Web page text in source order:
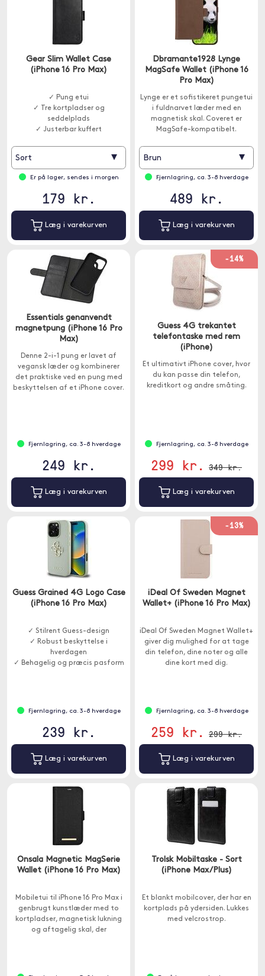
Gear Slim Wallet Case
(iPhone 16 Pro Max)
✓ Pung etui
✓ Tre kortpladser og
seddelplads
✓ Justerbar kuffert
Sort ▾
Er på lager, sendes i morgen
179 kr.
Læg i varekurven
Dbramante1928 Lynge
MagSafe Wallet (iPhone 16
Pro Max)
Lynge er et sofistikeret pungetui
i fuldnarvet læder med en
magnetisk skal. Coveret er
MagSafe-kompatibelt.
Brun ▾
Fjernlagring, ca. 3-8 hverdage
489 kr.
Læg i varekurven
Essentials genanvendt
magnetpung (iPhone 16 Pro
Max)
Denne 2-i-1 pung er lavet af
vegansk læder og kombinerer
det praktiske ved en pung med
beskyttelsen af et iPhone cover.
Fjernlagring, ca. 3-8 hverdage
249 kr.
Læg i varekurven
-14%
Guess 4G trekantet
telefontaske med rem
(iPhone)
Et ultimativt iPhone cover, hvor
du kan passe din telefon,
kreditkort og andre småting.
Fjernlagring, ca. 3-8 hverdage
299 kr. 349 kr.
Læg i varekurven
Guess Grained 4G Logo Case
(iPhone 16 Pro Max)
✓ Stilrent Guess-design
✓ Robust beskyttelse i
hverdagen
✓ Behagelig og præcis pasform
Fjernlagring, ca. 3-8 hverdage
239 kr.
Læg i varekurven
-13%
iDeal Of Sweden Magnet
Wallet+ (iPhone 16 Pro Max)
iDeal Of Sweden Magnet Wallet+
giver dig mulighed for at tage
din telefon, dine noter og alle
dine kort med dig.
Fjernlagring, ca. 3-8 hverdage
259 kr. 299 kr.
Læg i varekurven
Onsala Magnetic MagSerie
Wallet (iPhone 16 Pro Max)
Mobiletui til iPhone 16 Pro Max i
genbrugt kunstlæder med to
kortpladser, magnetisk lukning
og aftagelig skal, der
Trolsk Mobiltaske - Sort
(iPhone Max/Plus)
Et blankt mobilcover, der har en
kortplads på ydersiden. Lukkes
med velcrostrop.